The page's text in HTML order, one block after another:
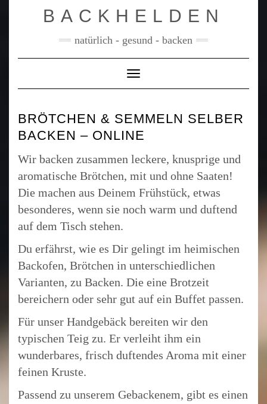
BACKHELDEN
natürlich - gesund - backen
Toggle Navigation
BRÖTCHEN & SEMMELN SELBER
BACKEN – ONLINE
Wir backen zusammen leckere, knusprige und
aromatische Brötchen, mit und ohne Saaten!
Die machen aus Deinem Frühstück, etwas
besonderes, wenn sie noch warm und duftend
auf dem Tisch stehen.
Du erfährst, wie es Dir gelingt im heimischen
Backofen, Brötchen in unterschiedlichen
Varianten, zu Backen. Die eine Brotzeit
bereichern oder sehr gut auf ein Buffet passen.
Für unser Handgebäck bereiten wir den
typischen Teig zu. Er verleiht ihm ein
wunderbares, frisch duftendes Aroma mit einer
feinen Kruste.
Passend zu unserem Gebackenem, gibt es einen